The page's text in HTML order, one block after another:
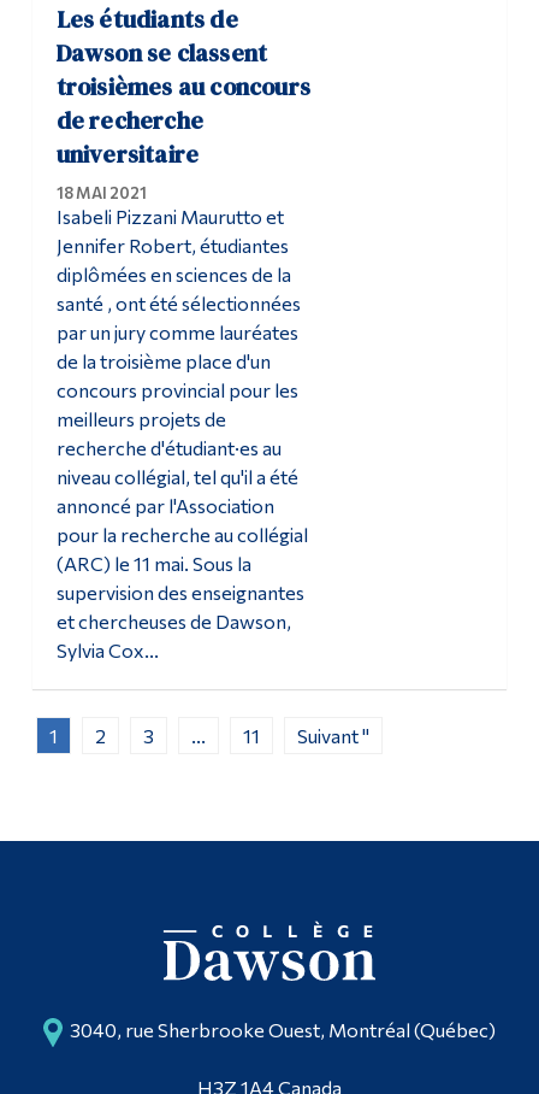
Les étudiants de
Dawson se classent
troisièmes au concours
de recherche
universitaire
18 MAI 2021
Isabeli Pizzani Maurutto et
Jennifer Robert, étudiantes
diplômées en sciences de la
santé , ont été sélectionnées
par un jury comme lauréates
de la troisième place d'un
concours provincial pour les
meilleurs projets de
recherche d'étudiant·es au
niveau collégial, tel qu'il a été
annoncé par l'Association
pour la recherche au collégial
(ARC) le 11 mai. Sous la
supervision des enseignantes
et chercheuses de Dawson,
Sylvia Cox...
1 2 3 11 Suivant "
3040, rue Sherbrooke Ouest, Montréal (Québec)
H3Z 1A4 Canada